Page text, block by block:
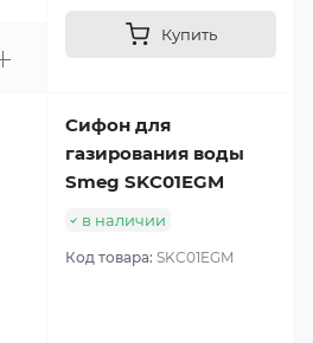
Купить
Сифон для
газирования воды
Smeg SKC01EGM
в наличии
Код товара: SKC01EGM